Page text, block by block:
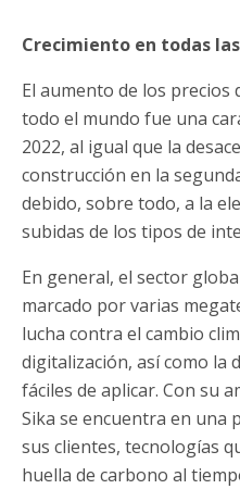
Crecimiento en todas
El aumento de los precios
todo el mundo fue una
2022, al igual que la
construcción en la
debido, sobre todo, a la
subidas de los tipos de
En general, el sector
marcado por varias
lucha contra el cambio
digitalización, así como la
fáciles de aplicar. Con su
Sika se encuentra en una
sus clientes, tecnologías
huella de carbono al